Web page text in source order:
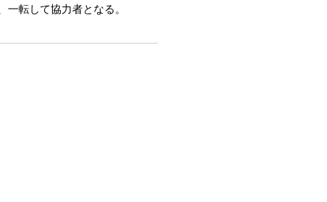
転して協力者となる。